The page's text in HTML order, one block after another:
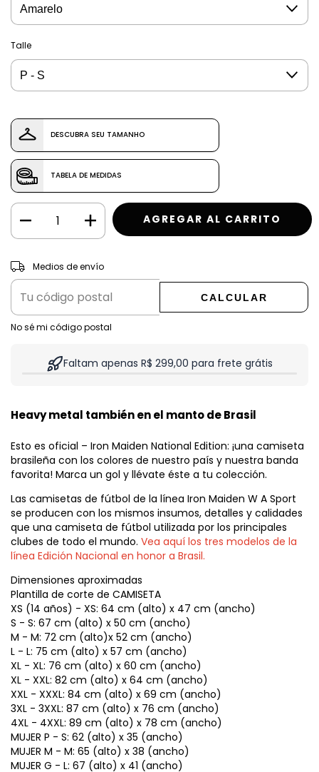
Talle
DESCUBRA SEU TAMANHO
TABELA DE MEDIDAS
Entregas para el CP:
Medios de envío
CALCULAR
No sé mi código postal
Faltam apenas R$ 299,00 para frete grátis
Heavy metal también en el manto de Brasil
Esto es oficial – Iron Maiden National Edition: ¡una camiseta
brasileña con los colores de nuestro país y nuestra banda
favorita! Marca un gol y llévate éste a tu colección.
Las camisetas de fútbol de la línea Iron Maiden W A Sport
se producen con los mismos insumos, detalles y calidades
que una camiseta de fútbol utilizada por los principales
clubes de todo el mundo. Vea aquí los tres modelos de la
línea Edición Nacional en honor a Brasil.
Dimensiones aproximadas
Plantilla de corte de CAMISETA
XS (14 años) - XS: 64 cm (alto) x 47 cm (ancho)
S - S: 67 cm (alto) x 50 cm (ancho)
M - M: 72 cm (alto)x 52 cm (ancho)
L - L: 75 cm (alto) x 57 cm (ancho)
XL - XL: 76 cm (alto) x 60 cm (ancho)
XL - XXL: 82 cm (alto) x 64 cm (ancho)
XXL - XXXL: 84 cm (alto) x 69 cm (ancho)
3XL - 3XXL: 87 cm (alto) x 76 cm (ancho)
4XL - 4XXL: 89 cm (alto) x 78 cm (ancho)
MUJER P - S: 62 (alto) x 35 (ancho)
MUJER M - M: 65 (alto) x 38 (ancho)
MUJER G - L: 67 (alto) x 41 (ancho)